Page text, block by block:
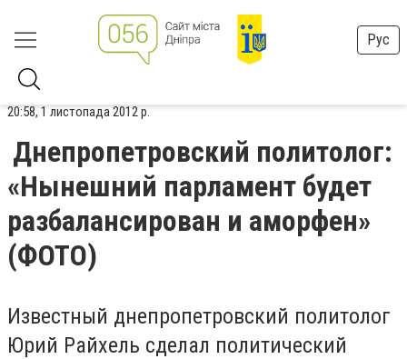
Рус
20:58, 1 листопада 2012 р.
Днепропетровский политолог:
«Нынешний парламент будет
разбалансирован и аморфен»
(ФОТО)
Известный днепропетровский политолог
Юрий Райхель сделал политический